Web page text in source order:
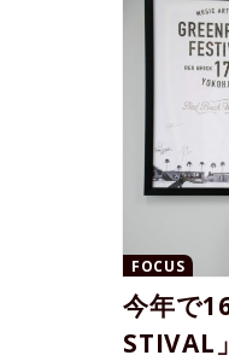
FOCUS
今年で
STIVAL